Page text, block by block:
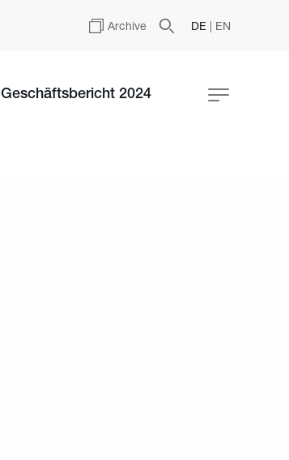
Archive DE | EN
Geschäftsbericht 2024